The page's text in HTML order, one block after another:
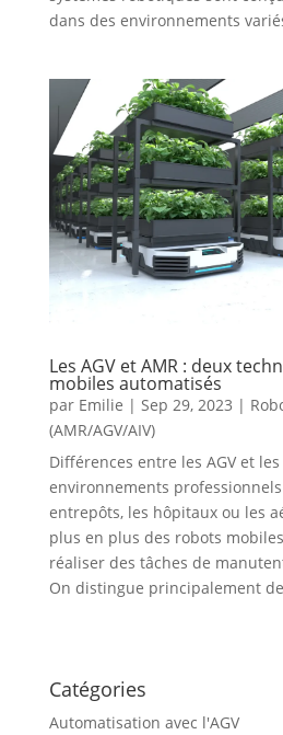
dans des environnements
Les AGV et AMR : deux
mobiles automatisés
par Emilie | Sep 29, 2023 |
(AMR/AGV/AIV)
Différences entre les AGV et les
environnements
entrepôts, les hôpitaux ou les
plus en plus des robots
réaliser des tâches de
On distingue principalement
Catégories
Automatisation avec l'AGV